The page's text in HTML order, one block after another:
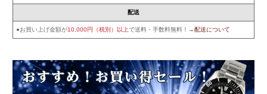
配送
●お買い上げ金額が10,000円（税別）以上で送料・手数料無料！→配送について